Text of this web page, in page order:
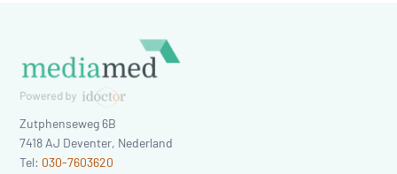
Zutphenseweg 6B
7418 AJ Deventer, Nederland
Tel: 030-7603620